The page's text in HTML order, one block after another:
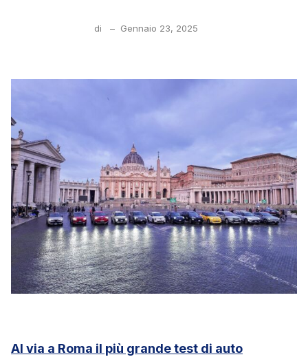
di – Gennaio 23, 2025
Al via a Roma il più grande test di auto